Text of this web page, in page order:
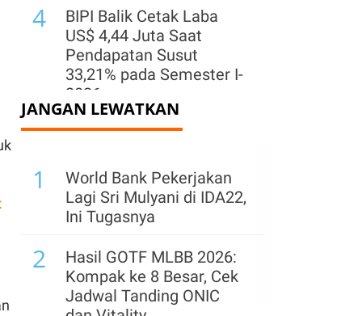
4
BIPI Balik Cetak Laba
US$ 4,44 Juta Saat
Pendapatan Susut
33,21% pada Semester I-
2026
5
Pasokan Semen di Aceh
Distribusi Dioptimalkan
Produksi Pertambangan
Kuartal II-2026
Terkontraksi,
Pemangkasan RKAB
Jadi Biang Kerok
JANGAN LEWATKAN
1
World Bank Pekerjakan
Lagi Sri Mulyani di IDA22,
Ini Tugasnya
2
Hasil GOTF MLBB 2026:
Kompak ke 8 Besar, Cek
Jadwal Tanding ONIC